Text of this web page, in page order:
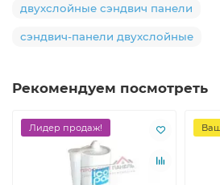
двухслойные сэндвич панели
сэндвич-панели двухслойные
Рекомендуем посмотреть
Лидер продаж!